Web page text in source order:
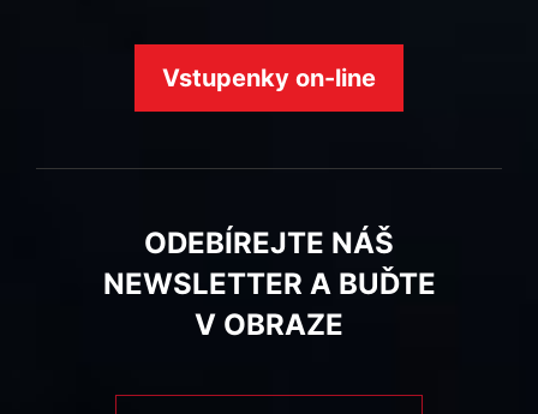
Vstupenky on-line
ODEBÍREJTE NÁŠ
NEWSLETTER A BUĎTE
V OBRAZE